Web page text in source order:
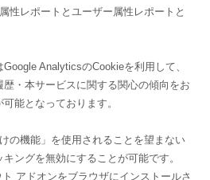
性レポートとユーザー属性レポートと
AnalyticsのCookieを利用して、
・本サービスに関する関心の傾向をお
能となっております。
の機能」を使用されることを望まない
ングを無効にすることが可能です。
アドオンをブラウザにインストールさ